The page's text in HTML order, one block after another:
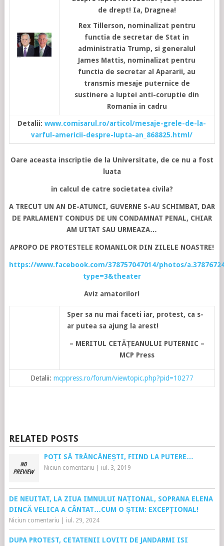
de drept! Ia, Dragnea!
Rex Tillerson, nominalizat pentru
functia de secretar de Stat in
administratia Trump, si generalul
James Mattis, nominalizat pentru
functia de secretar al Apararii, au
transmis mesaje puternice de
sustinere a luptei anti-coruptie din
Romania in cadru
Detalii:www.comisarul.ro/articol/mesaje-grele-de-la-
varful-americii-despre-lupta-an_868825.html/
Oare aceasta inscriptie de la Universitate, de ce nu a fost
luata
in calcul de catre societatea civila?
A TRECUT UN AN DE-ATUNCI, GUVERNE S-AU SCHIMBAT, DAR
DE PARLAMENT CONDUS DE UN CONDAMNAT PENAL, CHIAR
AM UITAT SAU URMEAZA…
APROPO DE PROTESTELE ROMANILOR DIN ZILELE NOASTRE!
https://www.facebook.com/378757047014/photos/
type=3&theater
Aviz amatorilor!
Sper sa nu mai faceti iar, protest, ca s-
ar putea sa ajung la arest!
– MERITUL CETĂŢEANULUI PUTERNIC –
MCP Press
Detalii: mcppress.ro/forum/viewtopic.php?pid=10277
RELATED POSTS
POȚI SĂ TRĂNCĂNEȘTI, FIIND LA PUTERE…
Niciun comentariu iul. 3, 2019
DE NEUITAT, LA ZIUA IMNULUI NAȚIONAL, SOPRANA ELENA
DINCĂ VELICA A CÂNTAT…CUM O ȘTIM: EXCEPȚIONAL!
Niciun comentariu iul. 29, 2024
DUPA PROTEST, CETATENII LOVITI DE JANDARMI ISI